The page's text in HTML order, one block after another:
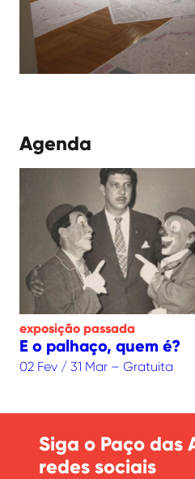
Agenda
exposição passada
E o palhaço, quem é?
02 Fev / 31 Mar – Gratuita
Siga o Paço das
redes sociais